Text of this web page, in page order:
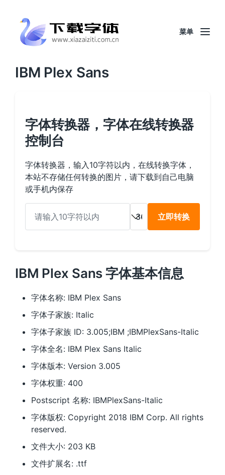
菜单
IBM Plex Sans
字体转换器，字体在线转换器
控制台
字体转换器，输入10字符以内，在线转换字体，
本站不存储任何转换的图片，请下载到自己电脑
或手机内保存
立即转换
IBM Plex Sans 字体基本信息
字体名称: IBM Plex Sans
字体子家族: Italic
字体子家族 ID: 3.005;IBM ;IBMPlexSans-Italic
字体全名: IBM Plex Sans Italic
字体版本: Version 3.005
字体权重: 400
Postscript 名称: IBMPlexSans-Italic
字体版权: Copyright 2018 IBM Corp. All rights
reserved.
文件大小: 203 KB
文件扩展名: .ttf